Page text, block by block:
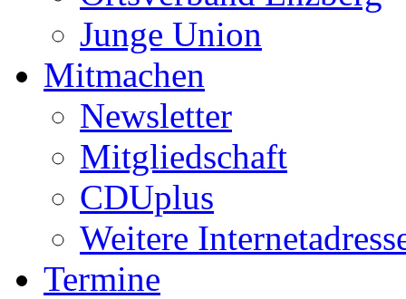
Junge Union
Mitmachen
Newsletter
Mitgliedschaft
CDUplus
Weitere
Termine